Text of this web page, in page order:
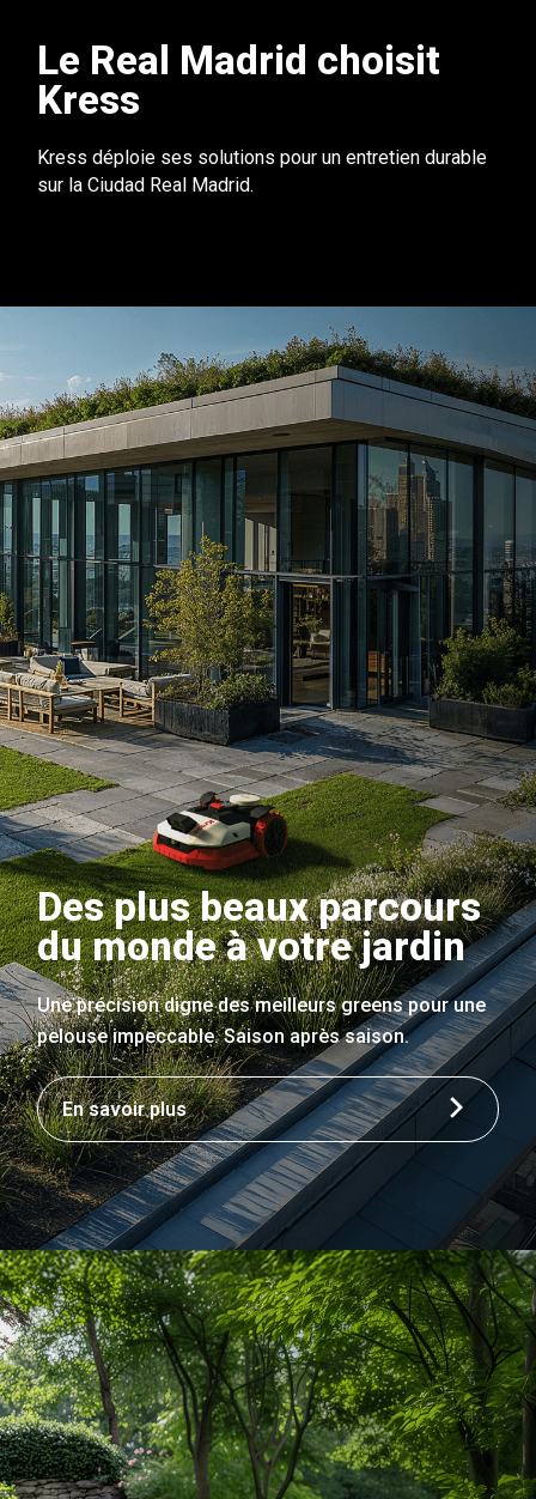
Le Real Madrid choisit
Kress
Kress déploie ses solutions pour un entretien durable
sur la Ciudad Real Madrid.
Des plus beaux parcours
du monde à votre jardin
Une précision digne des meilleurs greens pour une
pelouse impeccable. Saison après saison.
En savoir plus